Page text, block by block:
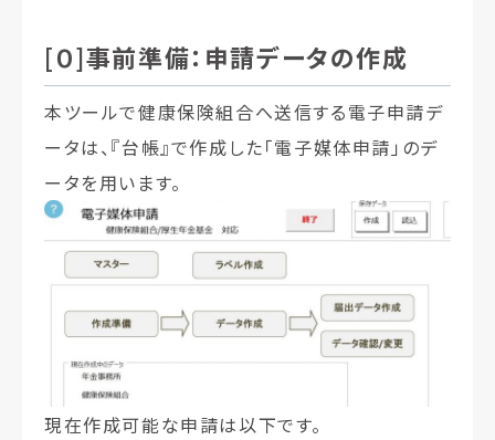
[０]事前準備：申請データの作成
本ツールで健康保険組合へ送信する電子申請デ
ータは、『台帳』で作成した「電子媒体申請」のデ
ータを用います。
現在作成可能な申請は以下です。